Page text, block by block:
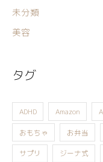
未分類
美容
タグ
ADHD Amazon
おもちゃ お弁当
サプリ ジーナ式